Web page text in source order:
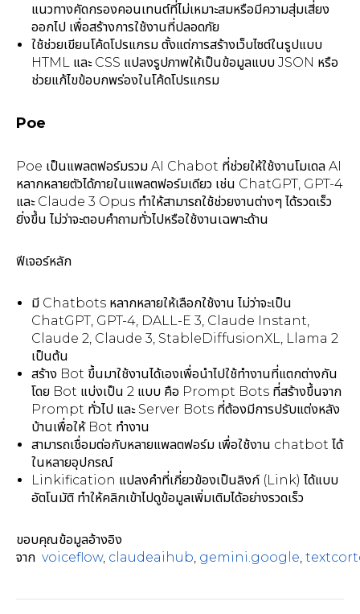
แนวทางคัดกรองคอนเทนต์ที่ไม่เหมาะสมหรือมีความสุ่มเสี่ยง
ออกไป เพื่อสร้างการใช้งานที่ปลอดภัย
ใช้ช่วยเขียนโค้ดโปรแกรม ตั้งแต่การสร้างเว็บไซต์ในรูปแบบ
HTML และ CSS แปลงรูปภาพให้เป็นข้อมูลแบบ JSON หรือ
ช่วยแก้ไขข้อบกพร่องในโค้ดโปรแกรม
Poe
Poe เป็นแพลตฟอร์มรวม AI Chabot ที่ช่วยให้ใช้งานโมเดล AI
หลากหลายตัวได้ภายในแพลตฟอร์มเดียว เช่น ChatGPT, GPT-4
และ Claude 3 Opus ทำให้สามารถใช้ช่วยงานต่างๆ ได้รวดเร็ว
ยิ่งขึ้น ไม่ว่าจะตอบคำถามทั่วไปหรือใช้งานเฉพาะด้าน
ฟีเจอร์หลัก
มี Chatbots หลากหลายให้เลือกใช้งาน ไม่ว่าจะเป็น
ChatGPT, GPT-4, DALL-E 3, Claude Instant,
Claude 2, Claude 3, StableDiffusionXL, Llama 2
เป็นต้น
สร้าง Bot ขึ้นมาใช้งานได้เองเพื่อนำไปใช้ทำงานที่แตกต่างกัน
โดย Bot แบ่งเป็น 2 แบบ คือ Prompt Bots ที่สร้างขึ้นจาก
Prompt ทั่วไป และ Server Bots ที่ต้องมีการปรับแต่งหลัง
บ้านเพื่อให้ Bot ทำงาน
สามารถเชื่อมต่อกับหลายแพลตฟอร์ม เพื่อใช้งาน chatbot ได้
ในหลายอุปกรณ์
Linkification แปลงคำที่เกี่ยวข้องเป็นลิงก์ (Link) ได้แบบ
อัตโนมัติ ทำให้คลิกเข้าไปดูข้อมูลเพิ่มเติมได้อย่างรวดเร็ว
ขอบคุณข้อมูลอ้างอิง
จาก voiceflow, claudeaihub, gemini.google,